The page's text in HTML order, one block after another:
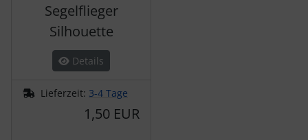
Segelflieger
Silhouette
Details
Lieferzeit: 3-4 Tage
1,50 EUR